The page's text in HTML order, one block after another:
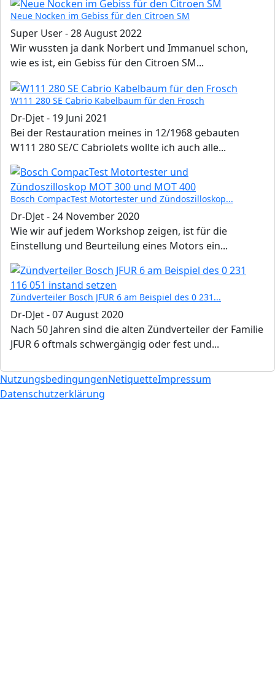
Neue Nocken im Gebiss für den Citroen SM
Super User-28 August 2022
Wir wussten ja dank Norbert und Immanuel schon,
wie es ist, ein Gebiss für den Citroen SM...
W111 280 SE Cabrio Kabelbaum für den Frosch
Dr-Djet- 19 Juni 2021
Bei der Restauration meines in 12/1968 gebauten
W111 280 SE/C Cabriolets wollte ich auch alle...
Bosch CompacTest Motortester und Zündoszilloskop...
Dr-DJet-24 November 2020
Wie wir auf jedem Workshop zeigen, ist für die
Einstellung und Beurteilung eines Motors ein...
Zündverteiler Bosch JFUR 6 am Beispiel des 0 231...
Dr-DJet-07 August 2020
Nach 50 Jahren sind die alten Zündverteiler der Familie
JFUR 6 oftmals schwergängig oder fest und...
NutzungsbedingungenNetiquetteImpressum
Datenschutzerklärung